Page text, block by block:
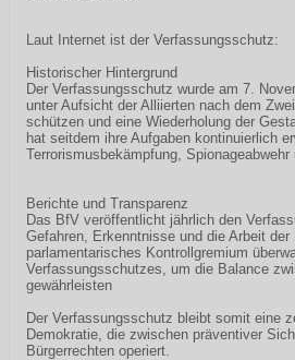
Laut Internet ist der Verfassungsschutz:
Historischer Hintergrund
Der Verfassungsschutz wurde am 7.
unter Aufsicht der Alliierten nach dem
schützen und eine Wiederholung der
hat seitdem ihre Aufgaben kontinuierlich
Terrorismusbekämpfung,
Berichte und Transparenz
Das BfV veröffentlicht jährlich den
Gefahren, Erkenntnisse und die Arbeit
parlamentarisches Kontrollgremium
Verfassungsschutzes, um die Balance
gewährleisten
Der Verfassungsschutz bleibt somit eine
Demokratie, die zwischen präventiver
Bürgerrechten operiert.